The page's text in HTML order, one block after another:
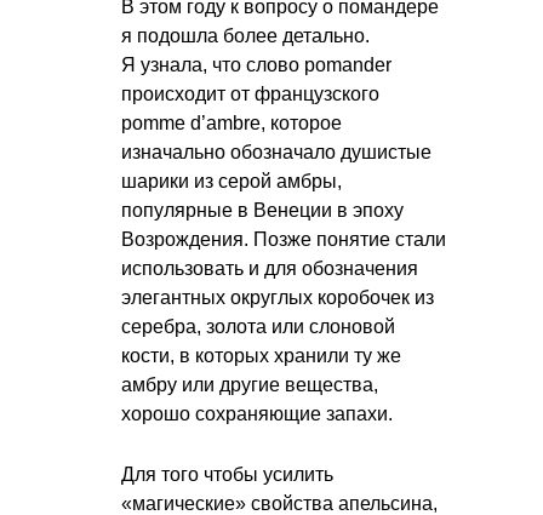
В этом году к вопросу о помандере
я подошла более детально.
Я узнала, что слово pomander
происходит от французского
pomme d’ambre, которое
изначально обозначало душистые
шарики из серой амбры,
популярные в Венеции в эпоху
Возрождения. Позже понятие стали
использовать и для обозначения
элегантных округлых коробочек из
серебра, золота или слоновой
кости, в которых хранили ту же
амбру или другие вещества,
хорошо сохраняющие запахи.
Для того чтобы усилить
«магические» свойства апельсина,